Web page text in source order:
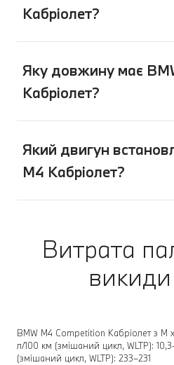
Кабріолет?
Яку довжину має
Кабріолет?
Який двигун
M4 Кабріолет?
Витрата
викиди
BMW M4 Competition Кабріолет з M
л/100 км (змішаний цикл, WLTP):
(змішаний цикл, WLTP): 233–231